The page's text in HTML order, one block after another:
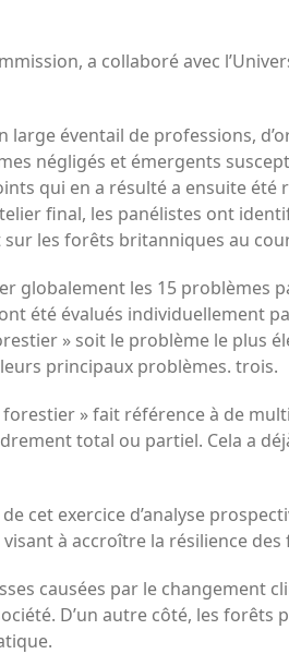
a collaboré avec
éventail de professions,
négligés et émergents
qui en a résulté a ensuite été
final, les panélistes ont
les forêts britanniques au
globalement les 15
été évalués individuellement
» soit le problème le plus
principaux problèmes. trois.
forestier » fait référence à de
total ou partiel. Cela a
cet exercice d’analyse
à accroître la résilience des
causées par le changement
D’un autre côté, les forêts